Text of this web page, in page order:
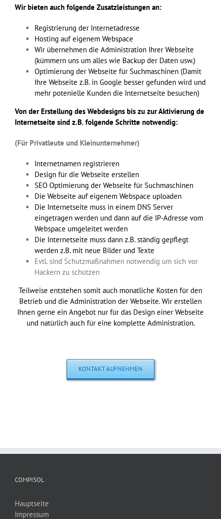
Wir bieten auch folgende Zusatzleistungen an:
Registrierung der Internetadresse
Hosting auf eigenem Webspace
Wir übernehmen die Administration Ihrer Webseite
(kümmern uns um alles wie Backup der Daten usw.)
Optimierung der Webseite für Suchmaschinen (Damit
Ihre Webseite z.B. in Google besser gefunden wird und
mehr potenielle Kunden die Internetseite besuchen)
Von der Erstellung des Webdesigns bis zu zur Aktivierung de
Internetseite sind z.B. folgende Schritte notwendig:
(Für Privatleute und Kleinunternehmer)
Internetnamen registrieren
Design für die Webseite erstellen
SEO Optimierung der Webseite für Suchmaschinen
Die Webseite auf eigenem Webspace uploaden
Die Internetseite muss in einem DNS Server
eingetragen werden und dann auf die IP-Adresse vom
Webspace umgeleitet werden
Die Internetseite muss dann z.B. ständig gepflegt
werden z.B. mit neue Bilder und Texte
Evtl. sind Schutzmaßnahmen notwendig um sich vor
Hackern zu schützen
Teilweise entstehen somit auch monatliche Kosten für den
Betrieb und die Administration der Webseite. Wir erstellen
Ihnen gerne ein Angebot nur für das Design einer Webseite
und natürlich auch für eine komplette Administration.
KONTAKT AUFNEHMEN
COMPISOL
Hauptseite
Impressum